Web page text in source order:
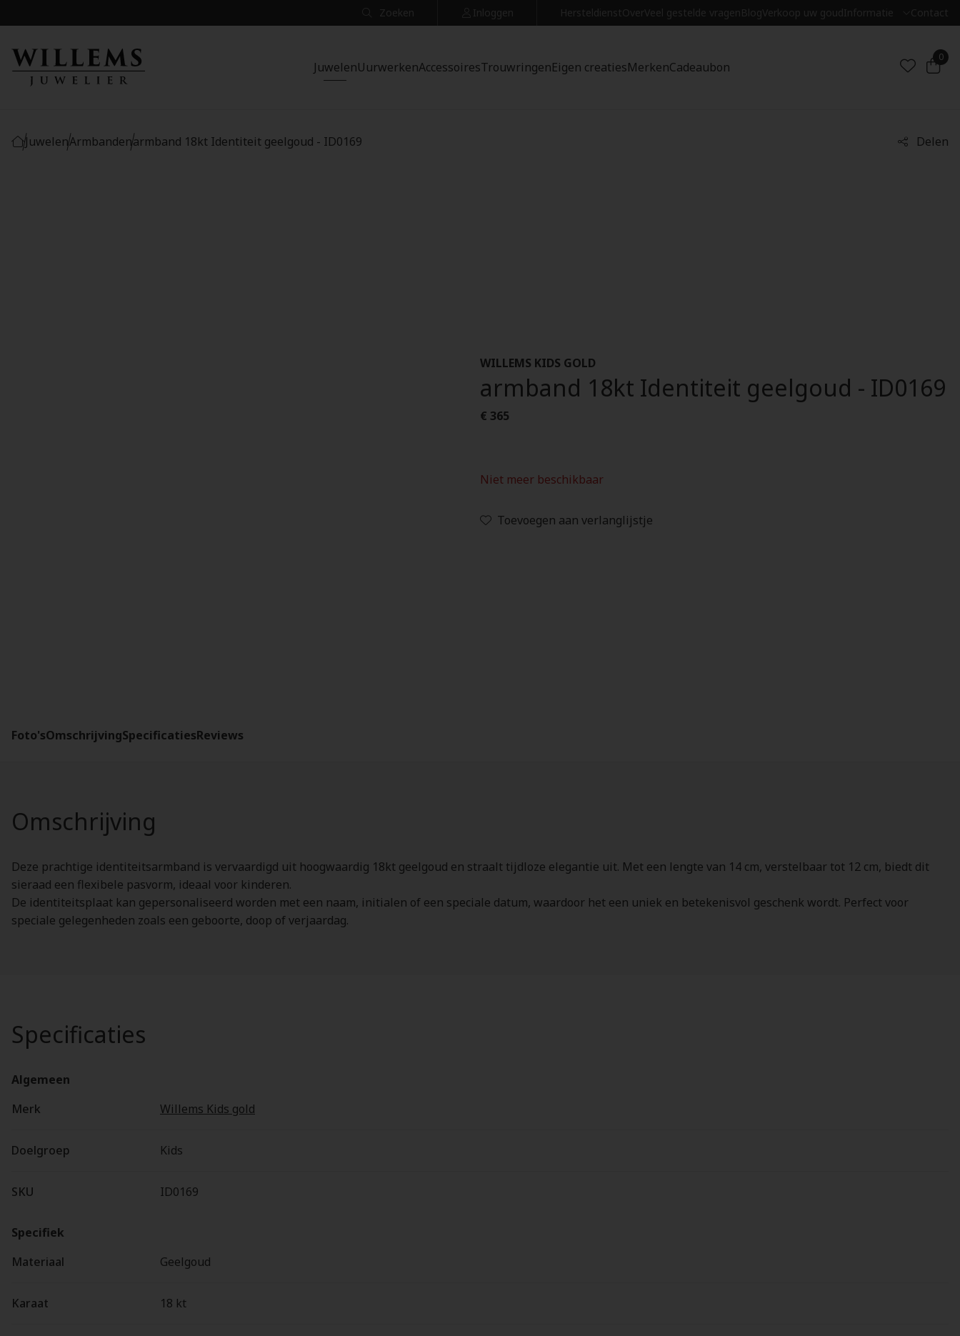
Zoeken Inloggen HersteldienstOverVeel gestelde vragenBlogVerkoop uw goudInformatie Contact
JuwelenUurwerkenAccessoiresTrouwringenEigen creatiesMerkenCadeaubon
0
JuwelenArmbandenarmband 18kt Identiteit geelgoud - ID0169 Delen
WILLEMS KIDS GOLD
armband 18kt Identiteit geelgoud - ID0169
€ 365
Niet meer beschikbaar
Toevoegen aan verlanglijstje
Foto'sOmschrijvingSpecificatiesReviews
Omschrijving
Deze prachtige identiteitsarmband is vervaardigd uit hoogwaardig 18kt geelgoud en straalt tijdloze elegantie uit. Met een lengte van 14 cm, verstelbaar tot 12 cm, biedt dit
sieraad een flexibele pasvorm, ideaal voor kinderen.
De identiteitsplaat kan gepersonaliseerd worden met een naam, initialen of een speciale datum, waardoor het een uniek en betekenisvol geschenk wordt. Perfect voor
speciale gelegenheden zoals een geboorte, doop of verjaardag.
Specificaties
Algemeen
Merk
Willems Kids gold
Doelgroep Kids
SKU ID0169
Specifiek
Materiaal
Geelgoud
Karaat 18 kt